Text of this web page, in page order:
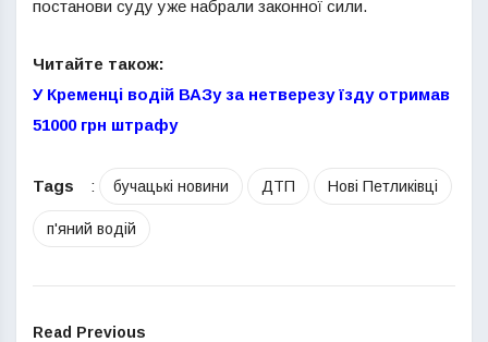
постанови суду уже набрали законної сили.
Читайте також:
У Кременці водій ВАЗу за нетверезу їзду отримав
51000 грн штрафу
Tags : бучацькі новини ДТП Нові Петликівці
п'яний водій
Read Previous